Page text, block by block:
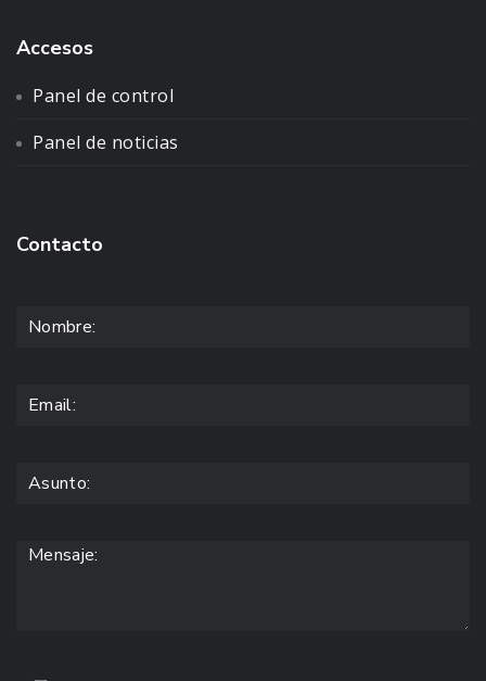
Accesos
Panel de control
Panel de noticias
Contacto